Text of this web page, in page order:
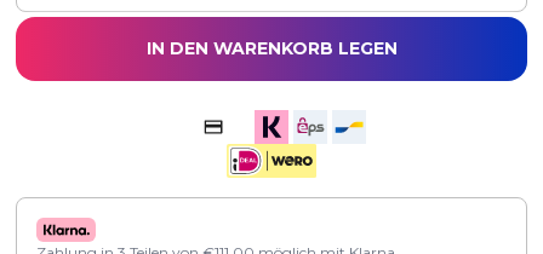
IN DEN WARENKORB LEGEN